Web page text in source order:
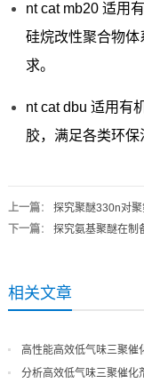
nt cat mb20 适用
硅烷改性聚合物
求。
nt cat dbu 适用有
胶，满足各类环保
上一篇： 探究聚醚330n对
下一篇： 探究氨基聚醚在制
相关文章
高性能高效低气味三聚催
分析高效低气味三聚催化